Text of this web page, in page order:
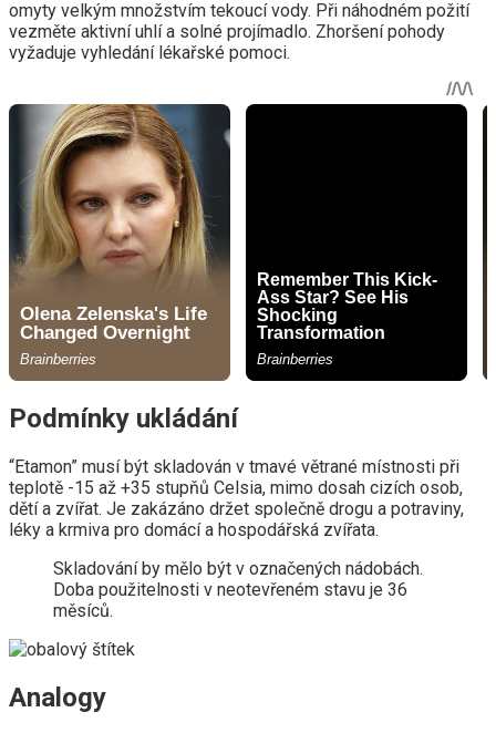
omyty velkým množstvím tekoucí vody. Při náhodném požití
vezměte aktivní uhlí a solné projímadlo. Zhoršení pohody
vyžaduje vyhledání lékařské pomoci.
Podmínky ukládání
“Etamon” musí být skladován v tmavé větrané místnosti při
teplotě -15 až +35 stupňů Celsia, mimo dosah cizích osob,
dětí a zvířat. Je zakázáno držet společně drogu a potraviny,
léky a krmiva pro domácí a hospodářská zvířata.
Skladování by mělo být v označených nádobách.
Doba použitelnosti v neotevřeném stavu je 36
měsíců.
Analogy